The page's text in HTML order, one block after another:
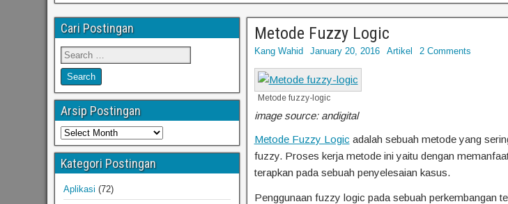
Metode Fuzzy Logic
Kang Wahid January 20, 2016 Artikel 2 Comments
Metode fuzzy-logic
image source: andigital
Metode Fuzzy Logic adalah sebuah metode yang
fuzzy. Proses kerja metode ini yaitu dengan
terapkan pada sebuah penyelesaian kasus.
Penggunaan fuzzy logic pada sebuah perkembangan
Cari Postingan
Arsip Postingan
Kategori Postingan
Aplikasi (72)